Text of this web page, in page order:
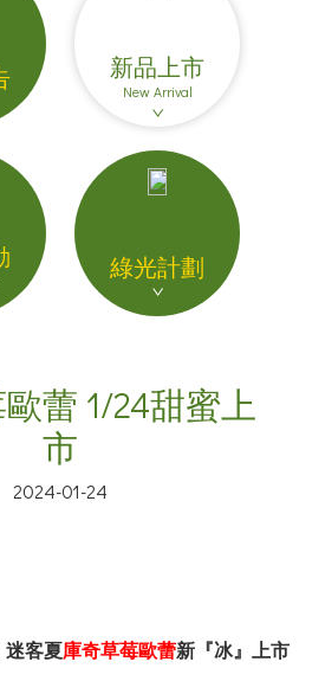
新品上市
New Arrival
綠光計劃
蕾 1/24甜蜜上
市
2024-01-24
迷客夏庫奇草莓歐蕾新 『冰』上市